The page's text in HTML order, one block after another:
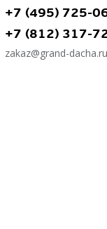
+7 (495) 725-
+7 (812) 317-
zakaz@grand-dacha.ru